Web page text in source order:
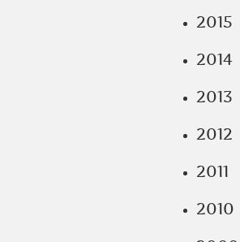
2015
2014
2013
2012
2011
2010